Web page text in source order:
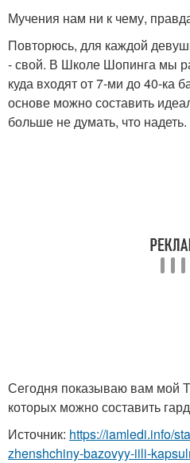
Мучения нам ни к чему,
Повторюсь, для каждой
- свой. В Школе Шопинга мы
куда входят от 7-ми до 40-ка
основе можно составить
больше не думать, что надеть.
Сегодня показываю вам мой
которых можно составить
Источник: https://iamledi.info/
zhenshchiny-bazovyy-iili-